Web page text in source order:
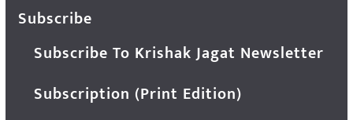
Subscribe
Subscribe To Krishak Jagat Newsletter
Subscription (Print Edition)